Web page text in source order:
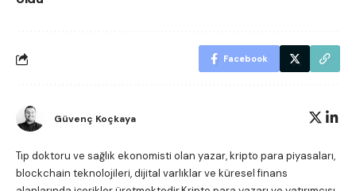
Facebook
Güvenç Koçkaya
Tıp doktoru ve sağlık ekonomisti olan yazar, kripto para piyasaları,
blockchain teknolojileri, dijital varlıklar ve küresel finans